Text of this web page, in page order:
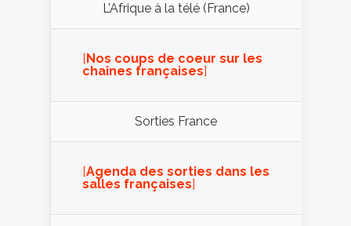
L’Afrique à la télé (France)
[ Nos coups de coeur sur les
chaînes françaises]
Sorties France
[Agenda des sorties dans les
salles françaises]